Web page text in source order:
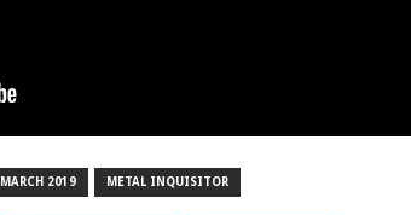
MARCH 2019 METAL INQUISITOR